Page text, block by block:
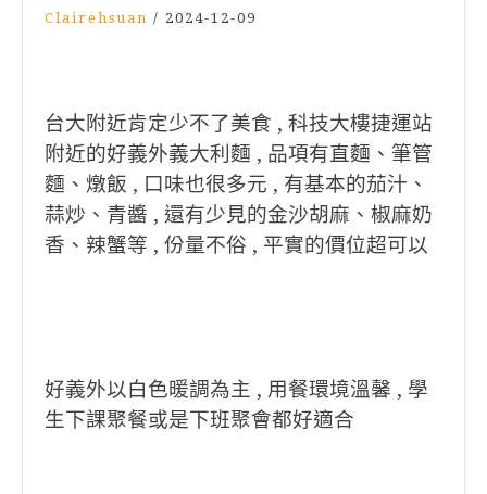
Clairehsuan / 2024-12-09
台大附近肯定少不了美食 , 科技大樓捷運站
附近的好義外義大利麵 , 品項有直麵、筆管
麵、燉飯 , 口味也很多元 , 有基本的茄汁、
蒜炒、青醬 , 還有少見的金沙胡麻、椒麻奶
香、辣蟹等 , 份量不俗 , 平實的價位超可以
好義外以白色暖調為主 , 用餐環境溫馨 , 學
生下課聚餐或是下班聚會都好適合